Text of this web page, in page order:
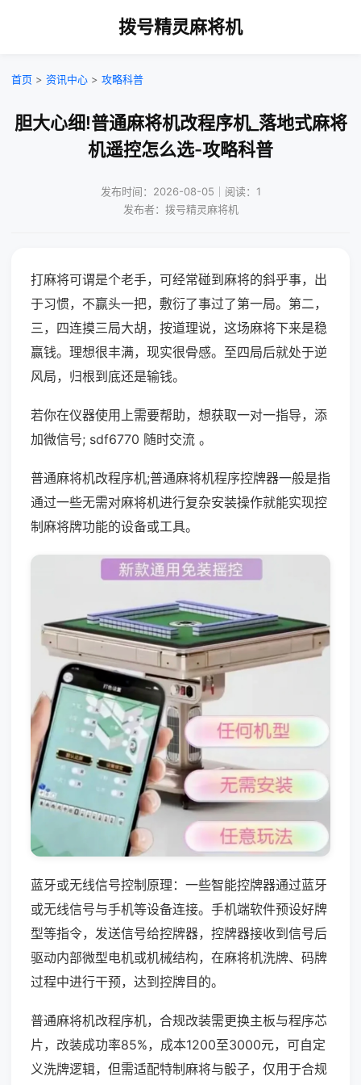
拨号精灵麻将机
首页 > 资讯中心 > 攻略科普
胆大心细!普通麻将机改程序机_落地式麻将
机遥控怎么选-攻略科普
发布时间：2026-08-05｜阅读：1
发布者：拨号精灵麻将机
打麻将可谓是个老手，可经常碰到麻将的斜乎事，出
于习惯，不赢头一把，敷衍了事过了第一局。第二，
三，四连摸三局大胡，按道理说，这场麻将下来是稳
赢钱。理想很丰满，现实很骨感。至四局后就处于逆
风局，归根到底还是输钱。
若你在仪器使用上需要帮助，想获取一对一指导，添
加微信号; sdf6770 随时交流 。
普通麻将机改程序机;普通麻将机程序控牌器一般是指
通过一些无需对麻将机进行复杂安装操作就能实现控
制麻将牌功能的设备或工具。
蓝牙或无线信号控制原理：一些智能控牌器通过蓝牙
或无线信号与手机等设备连接。手机端软件预设好牌
型等指令，发送信号给控牌器，控牌器接收到信号后
驱动内部微型电机或机械结构，在麻将机洗牌、码牌
过程中进行干预，达到控牌目的。
普通麻将机改程序机，合规改装需更换主板与程序芯
片，改装成功率85%，成本1200至3000元，可自定
义洗牌逻辑，但需适配特制麻将与骰子，仅用于合规